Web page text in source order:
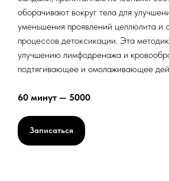
оборачивают вокруг тела для
уменьшения проявлений целлюлита и
процессов детоксикации. Эта
улучшению лимфодренажа и
подтягивающее и омолаживающее
60 минут — 5000
Записаться